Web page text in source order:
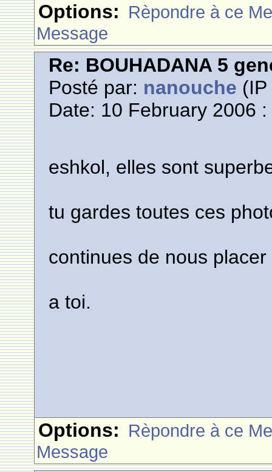
Options: Rèpondre à ce
Message
Re: BOUHADANA 5
Posté par: nanouche
Date: 10 February 2006
eshkol, elles sont
tu gardes toutes ces
continues de nous
a toi.
Options: Rèpondre à ce
Message